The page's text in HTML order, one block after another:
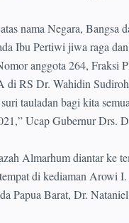
nama Negara, Bangsa
Ibu Pertiwi jiwa raga
anggota 264, Fraksi
RS Dr. Wahidin
tauladan bagi kita
Ucap Gubernur Drs.
Almarhum diantar ke
di kediaman Arowi
Papua Barat, Dr.